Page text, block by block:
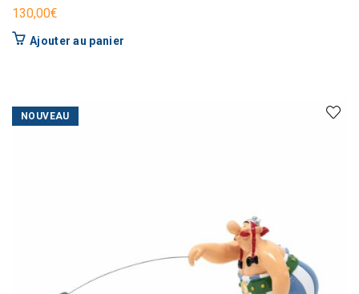
130,00€
Ajouter au panier
NOUVEAU